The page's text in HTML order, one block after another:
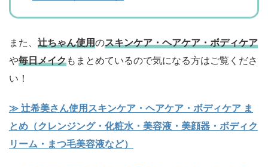
また、 辻ちゃん使用のスキンケア・ヘアケア・ボディケア
や毎日メイクもまとめているので気になる方はご覧くださ
い！
≫ 辻希美さん使用スキンケア・ヘアケア・ボディケア ま
とめ（クレンジング・化粧水・美容液・美顔器・ボディク
リーム・まつ毛美容液など）